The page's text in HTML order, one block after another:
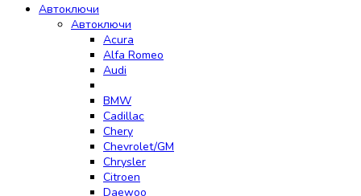
Автоключи
Автоключи
Acura
Alfa Romeo
Audi
BMW
Cadillac
Chery
Chevrolet/GM
Chrysler
Citroen
Daewoo